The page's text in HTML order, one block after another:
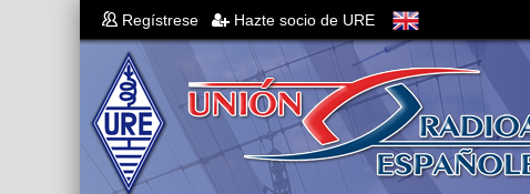
Regístrese Hazte socio de URE